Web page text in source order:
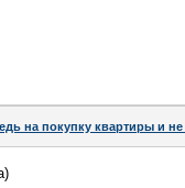
на покупку квартиры и не